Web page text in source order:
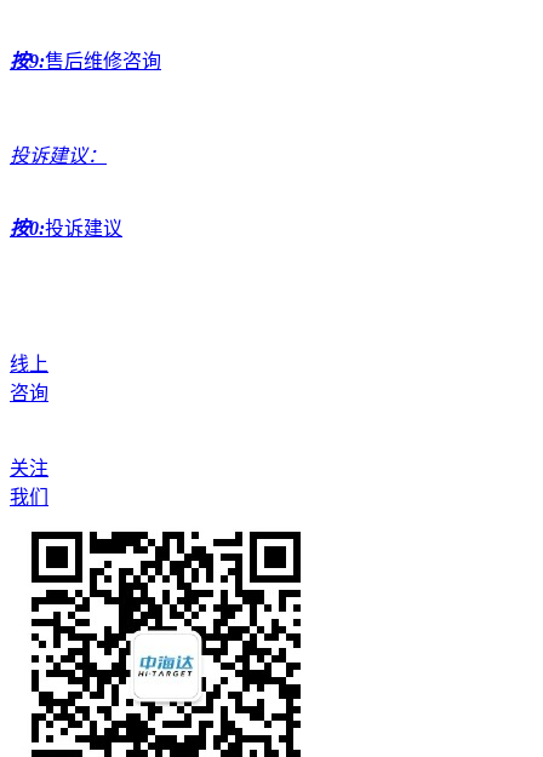
按9:售后维修咨询
投诉建议：
按0:投诉建议
线上
咨询
关注
我们